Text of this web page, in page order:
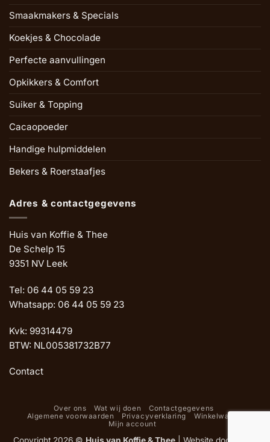
Smaakmakers & Specials
Koekjes & Chocolade
Perfecte aanvullingen
Opkikkers & Comfort
Suiker & Topping
Cacaopoeder
Handige hulpmiddelen
Bekers & Roerstaafjes
Adres & contactgegevens
Huis van Koffie & Thee
De Schelp 15
9351 NV Leek
Tel: 06 44 05 59 23
Whatsapp: 06 44 05 59 23
Kvk: 99314479
BTW: NL005381732B77
Contact
Over ons Wat wij doen
Contactgegevens
Algemene voorwaarden
Privacyverklaring
Winkelwagen
Mijn account